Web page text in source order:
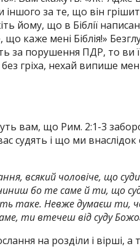
іншого за те, що він
йому, що в Біблії
каже мені Біблія!»
за порушення ПДР, то ви
гріха, нехай випише
вам, що Рим. 2:1-3
судять і що ми
всякий чоловіче, що
бо те саме й ти‚ що
таке. Невже думаєш ти,
ти втечеш від суду
на розділи і вірші, а